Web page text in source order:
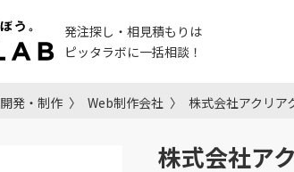
発注探し・相見積もりは
ピッタラボに一括相談！
開発・制作 Web制作会社 株式会社アクリア
株式会社ア